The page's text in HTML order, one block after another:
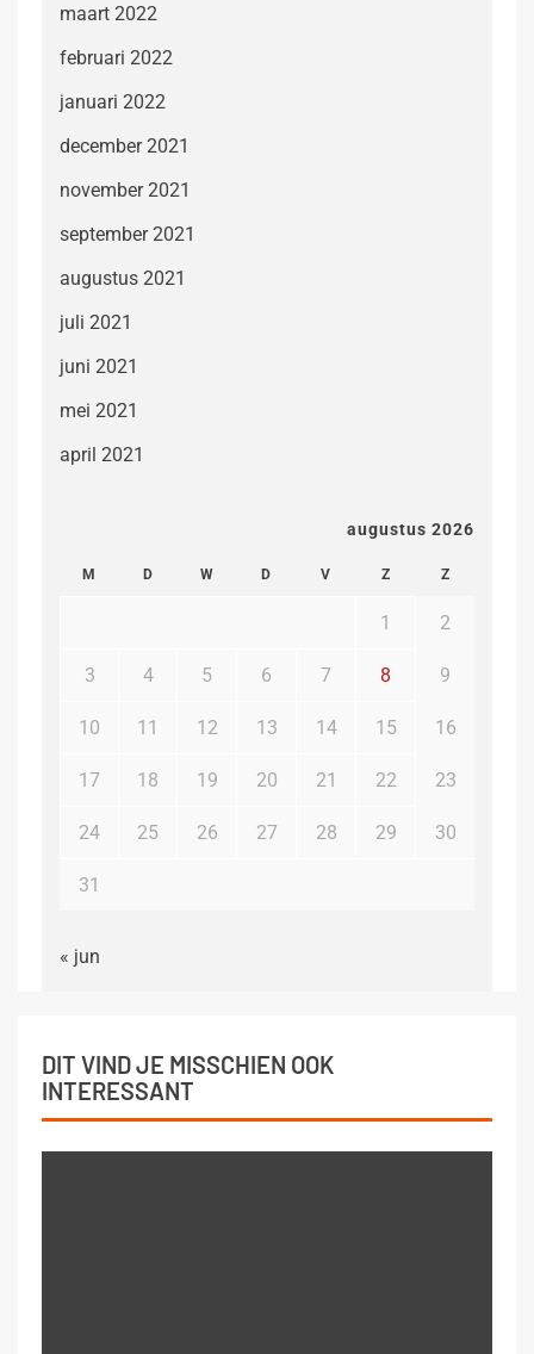
maart 2022
februari 2022
januari 2022
december 2021
november 2021
september 2021
augustus 2021
juli 2021
juni 2021
mei 2021
april 2021
augustus 2026
M D W D V Z Z
1 2
3 4 5 6 7 8 9
10 11 12 13 14 15 16
17 18 19 20 21 22 23
24 25 26 27 28 29 30
31
« jun
DIT VIND JE MISSCHIEN OOK
INTERESSANT